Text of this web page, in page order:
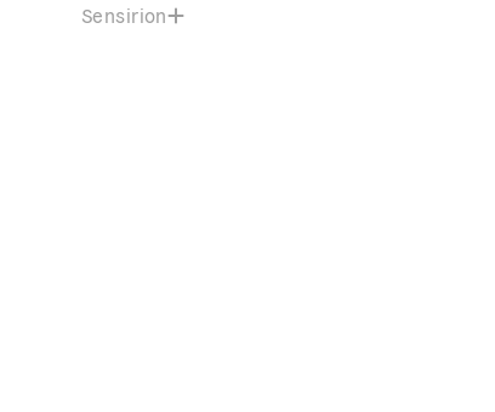
Sensirion